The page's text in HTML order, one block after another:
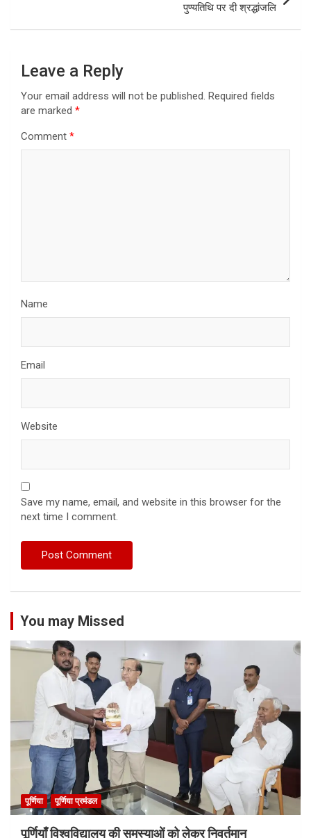
पुण्यतिथि पर दी श्रद्धांजलि
Leave a Reply
Your email address will not be published. Required fields
are marked *
Comment *
Name
Email
Website
Save my name, email, and website in this browser for the
next time I comment.
You may Missed
पूर्णिया पूर्णिया प्रमंडल
पूर्णियाँ विश्वविद्यालय की समस्याओं को लेकर निवर्तमान